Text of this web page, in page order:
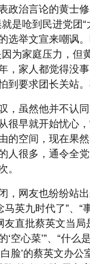
政治言论的黄士
是呛到民进党团
选举文宣来嘲讽
为家庭压力，但
，家人都觉得没
到要求团长关站
，虽然他并不认
很早就开始忧心
的空间，现在果
人很多，通令全党
。
，网友也纷纷站
马英九时代了”、“
友直批蔡英文当局
‘空心菜’”、“什么
脸’的蔡英文办公